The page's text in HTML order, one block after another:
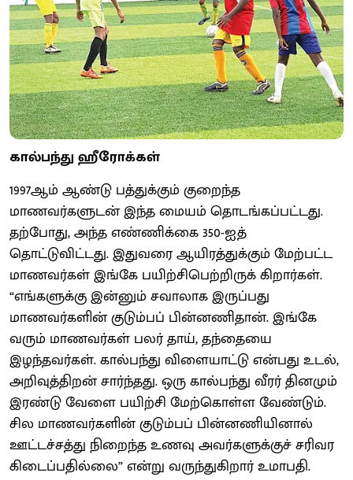
கால்பந்து ஹீரோக்கள்
1997ஆம் ஆண்டு பத்துக்கும் குறைந்த
மாணவர்களுடன் இந்த மையம் தொடங்கப்பட்டது.
தற்போது, அந்த எண்ணிக்கை 350-ஐத்
தொட்டுவிட்டது. இதுவரை ஆயிரத்துக்கும் மேற்பட்ட
மாணவர்கள் இங்கே பயிற்சிபெற்றிருக் கிறார்கள்.
“எங்களுக்கு இன்னும் சவாலாக இருப்பது
மாணவர்களின் குடும்பப் பின்னணிதான். இங்கே
வரும் மாணவர்கள் பலர் தாய், தந்தையை
இழந்தவர்கள். கால்பந்து விளையாட்டு என்பது உடல்,
அறிவுத்திறன் சார்ந்தது. ஒரு கால்பந்து வீரர் தினமும்
இரண்டு வேளை பயிற்சி மேற்கொள்ள வேண்டும்.
சில மாணவர்களின் குடும்பப் பின்னணியினால்
ஊட்டச்சத்து நிறைந்த உணவு அவர்களுக்குச் சரிவர
கிடைப்பதில்லை” என்று வருந்துகிறார் உமாபதி.